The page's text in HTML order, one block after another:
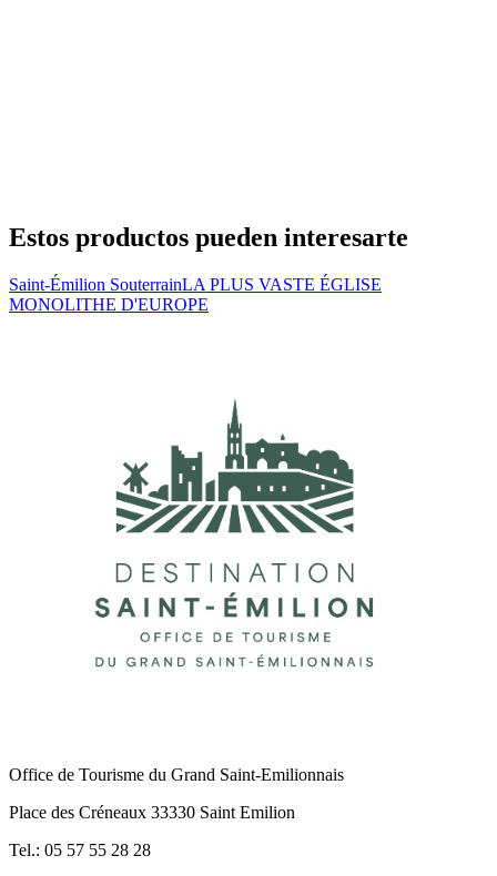
Estos productos pueden interesarte
Saint-Émilion SouterrainLA PLUS VASTE ÉGLISE
MONOLITHE D'EUROPE
Office de Tourisme du Grand Saint-Emilionnais
Place des Créneaux 33330 Saint Emilion
Tel.: 05 57 55 28 28